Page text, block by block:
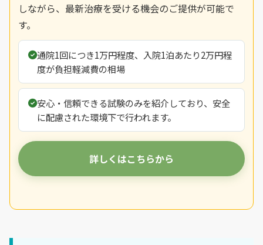
しながら、最新治療を受ける機会のご提供が可能で
す。
通院1回につき1万円程度、入院1泊あたり2万円程
度が負担軽減費の相場
安心・信頼できる試験のみを紹介しており、安全
に配慮された環境下で行われます。
詳しくはこちらから